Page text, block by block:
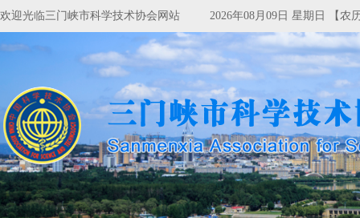
欢迎光临三门峡市科学技术协会网站 2026年08月09日 星期日 【农